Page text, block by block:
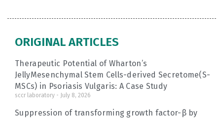
ORIGINAL ARTICLES
Therapeutic Potential of Wharton’s
JellyMesenchymal Stem Cells-derived Secretome(S-
MSCs) in Psoriasis Vulgaris: A Case Study
sccr laboratory July 8, 2026
Suppression of transforming growth factor-β by